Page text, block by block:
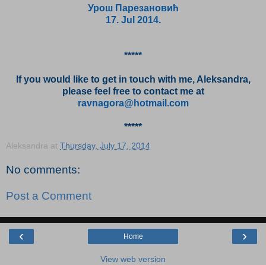
Урош Парезановић
17. Jul 2014.
*****
If you would like to get in touch with me, Aleksandra,
please feel free to contact me at
ravnagora@hotmail.com
*****
Aleksandra at Thursday, July 17, 2014
No comments:
Post a Comment
‹ ›
Home
View web version